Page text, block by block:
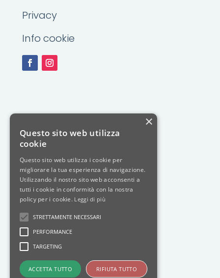
Privacy
Info cookie
×
Questo sito web utilizza
cookie
Questo sito web utilizza i cookie per
migliorare la tua esperienza di navigazione.
Utilizzando il nostro sito web acconsenti a
tutti i cookie in conformità con la nostra
policy per i cookie. Leggi di più
STRETTAMENTE NECESSARI
PERFORMANCE
TARGETING
ACCETTA TUTTO RIFIUTA TUTTO